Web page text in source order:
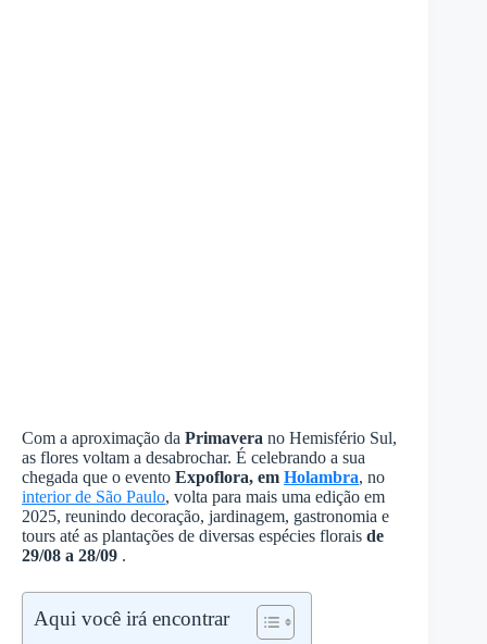
Com a aproximação da Primavera no Hemisfério Sul,
as flores voltam a desabrochar. É celebrando a sua
chegada que o evento Expoflora, em Holambra, no
interior de São Paulo, volta para mais uma edição em
2025, reunindo decoração, jardinagem, gastronomia e
tours até as plantações de diversas espécies florais de
29/08 a 28/09 .
Aqui você irá encontrar